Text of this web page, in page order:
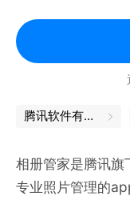
效。
==== 联系方式
微信官方公众号
微博官方帐号：
App内反馈方式
反馈/在线咨询
腾讯软件有哪些
相册管家是腾讯旗
专业照片管理的